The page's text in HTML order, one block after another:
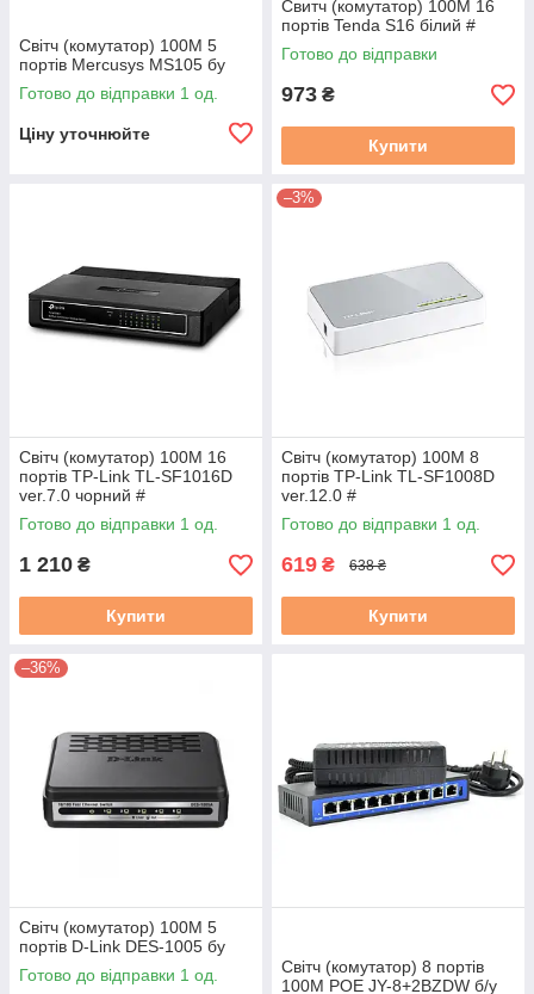
Світч (комутатор) 100M 5
портів Mercusys MS105 бу
Готово до відправки 1 од.
Ціну уточнюйте
Свитч (комутатор) 100M 16
портів Tenda S16 білий #
Готово до відправки
973 ₴
Купити
Світч (комутатор) 100M 16
портів TP-Link TL-SF1016D
ver.7.0 чорний #
Готово до відправки 1 од.
1 210 ₴
Купити
–3%
Світч (комутатор) 100M 8
портів TP-Link TL-SF1008D
ver.12.0 #
Готово до відправки 1 од.
619 ₴ 638 ₴
Купити
–36%
Світч (комутатор) 100M 5
портів D-Link DES-1005 бу
Готово до відправки 1 од.
Світч (комутатор) 8 портів
100M POE JY-8+2BZDW б/у